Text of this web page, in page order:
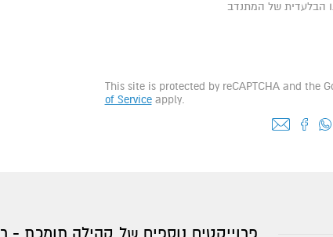
הבלעדית של המתנדב
This site is protected by reCAPTCHA and the
of Serviceapply.